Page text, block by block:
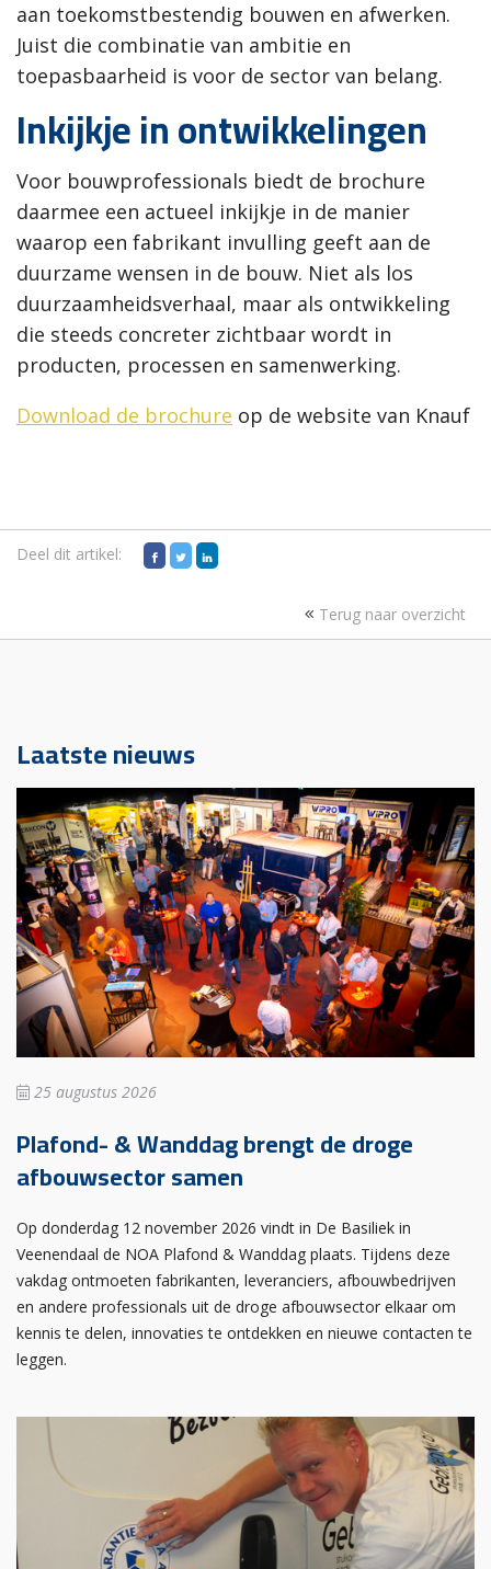
aan toekomstbestendig bouwen en afwerken.
Juist die combinatie van ambitie en
toepasbaarheid is voor de sector van belang.
Inkijkje in ontwikkelingen
Voor bouwprofessionals biedt de brochure
daarmee een actueel inkijkje in de manier
waarop een fabrikant invulling geeft aan de
duurzame wensen in de bouw. Niet als los
duurzaamheidsverhaal, maar als ontwikkeling
die steeds concreter zichtbaar wordt in
producten, processen en samenwerking.
Download de brochure op de website van Knauf
Deel dit artikel:
Terug naar overzicht
Laatste nieuws
25 augustus 2026
Plafond- & Wanddag brengt de droge
afbouwsector samen
Op donderdag 12 november 2026 vindt in De Basiliek in
Veenendaal de NOA Plafond & Wanddag plaats. Tijdens deze
vakdag ontmoeten fabrikanten, leveranciers, afbouwbedrijven
en andere professionals uit de droge afbouwsector elkaar om
kennis te delen, innovaties te ontdekken en nieuwe contacten te
leggen.